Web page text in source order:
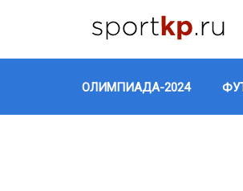
ОЛИМПИАДА-2024